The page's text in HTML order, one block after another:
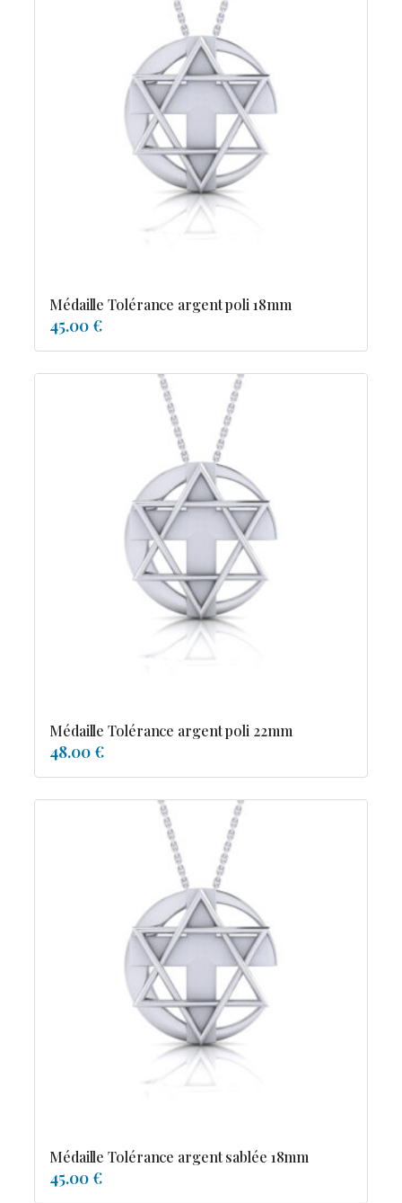
Médaille Tolérance argent poli 18mm
45.00 €
Médaille Tolérance argent poli 22mm
48.00 €
Médaille Tolérance argent sablée 18mm
45.00 €